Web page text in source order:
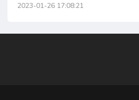
2023-01-26 17:08:21